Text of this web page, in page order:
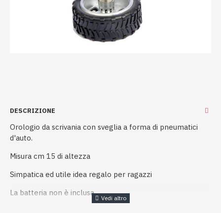
DESCRIZIONE
Orologio da scrivania con sveglia a forma di pneumatici
d'auto.
Misura cm 15 di altezza
Simpatica ed utile idea regalo per ragazzi
La batteria non è inclusa.